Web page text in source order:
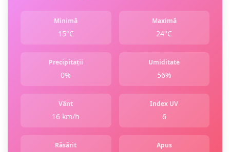
Minimă
15°C
Maximă
24°C
Precipitații
0%
Umiditate
56%
Vânt
16 km/h
Index UV
6
Răsărit Apus